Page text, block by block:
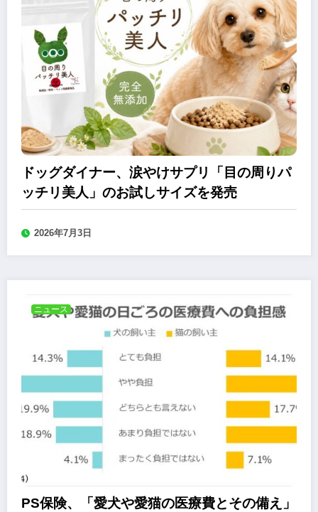
ドッグダイナー、涙やけサプリ「目の周りパ
ッチリ美人」のお試しサイズを発売
2026年7月3日
ニュース
PS保険、「愛犬や愛猫の医療費とその備え」